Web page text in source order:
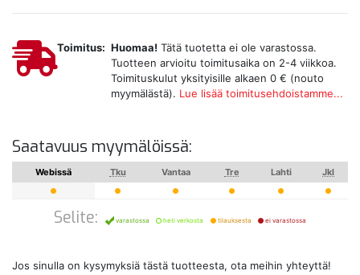
Toimitus: Huomaa! Tätä tuotetta ei ole varastossa.
Tuotteen arvioitu toimitusaika on 2-4 viikkoa.
Toimituskulut yksityisille alkaen 0 € (nouto
myymälästä). Lue lisää toimitusehdoistamme...
Saatavuus myymälöissä:
Webissä Tku Vantaa Tre Lahti Jkl
Selite: varastossa heti verkosta tilauksesta ei varastossa
Jos sinulla on kysymyksiä tästä tuotteesta, ota meihin yhteyttä!